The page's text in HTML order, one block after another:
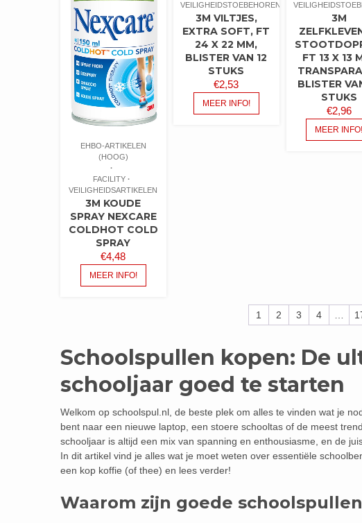
EHBO-ARTIKELEN
(HOOG)
FACILITY
VEILIGHEIDSARTIKELEN
3M KOUDE
SPRAY NEXCARE
COLDHOT COLD
SPRAY
€4,48
MEER INFO!
VEILIGHEIDSTOEBEHOREN
3M VILTJES,
EXTRA SOFT, FT
24 X 22 MM,
BLISTER VAN 12
STUKS
€2,53
MEER INFO!
3M
FT 13 X 13
BLISTER
STUKS
€2,96
MEER INFO!
1 2 3 4 …
Schoolspullen kopen: De
schooljaar goed te starten
Welkom op schoolspul.nl, de beste plek om alles te vinden wat je
bent naar een nieuwe laptop, een stoere schooltas of de meest
schooljaar is altijd een mix van spanning en enthousiasme, en de
In dit artikel vind je alles wat je moet weten over essentiële
een kop koffie (of thee) en lees verder!
Waarom zijn goede